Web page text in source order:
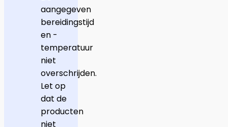
aangegeven
bereidingstijd
en -
temperatuur
niet
overschrijden.
Let op
dat de
producten
niet